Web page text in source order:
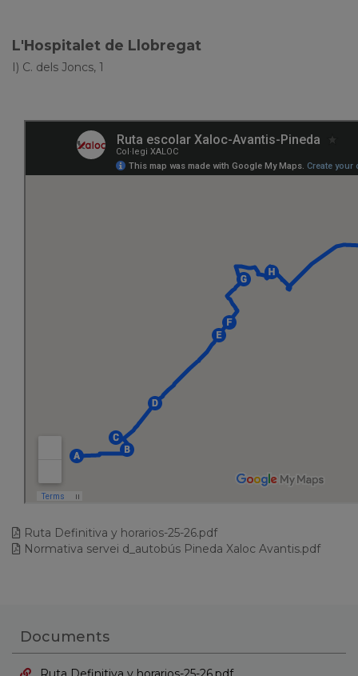
L'Hospitalet de Llobregat
I) C. dels Joncs, 1
Ruta Definitiva y horarios-25-26.pdf
Normativa servei d_autobús Pineda Xaloc Avantis.pdf
Documents